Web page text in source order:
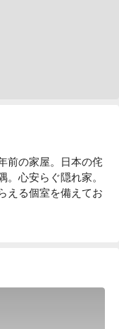
前の家屋。日本の侘
心安らぐ隠れ家。
える個室を備えてお
てなしの心と、た
。「日常の中の美」
でいただき、お食事
持ちから、木造の内